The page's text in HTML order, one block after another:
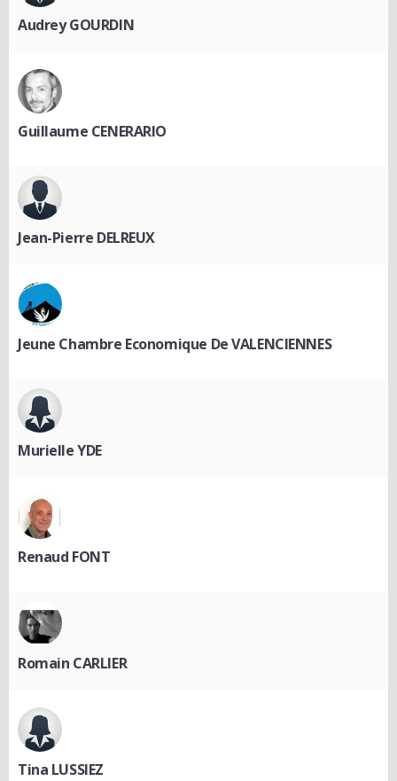
Audrey GOURDIN
Guillaume CENERARIO
Jean-Pierre DELREUX
Jeune Chambre Economique De VALENCIENNES
Murielle YDE
Renaud FONT
Romain CARLIER
Tina LUSSIEZ